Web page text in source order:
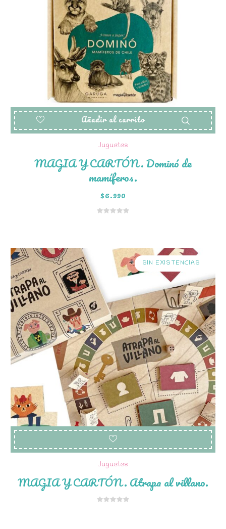
Añadir al carrito
Juguetes
MAGIA Y CARTÓN. Dominó de
mamíferos.
$6.990
SIN EXISTENCIAS
Juguetes
MAGIA Y CARTÓN. Atrapa al villano.